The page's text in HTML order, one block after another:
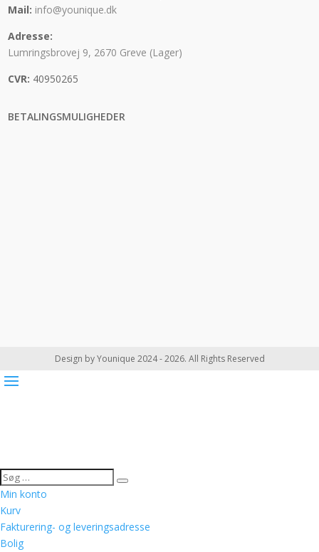
Mail: info@younique.dk
Adresse:
Lumringsbrovej 9, 2670 Greve (Lager)
CVR: 40950265
BETALINGSMULIGHEDER
Design by Younique 2024 - 2026. All Rights Reserved
Min konto
Kurv
Fakturering- og leveringsadresse
Bolig